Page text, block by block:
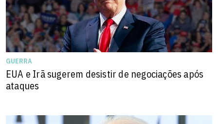
GUERRA
EUA e Irã sugerem desistir de negociações após
ataques